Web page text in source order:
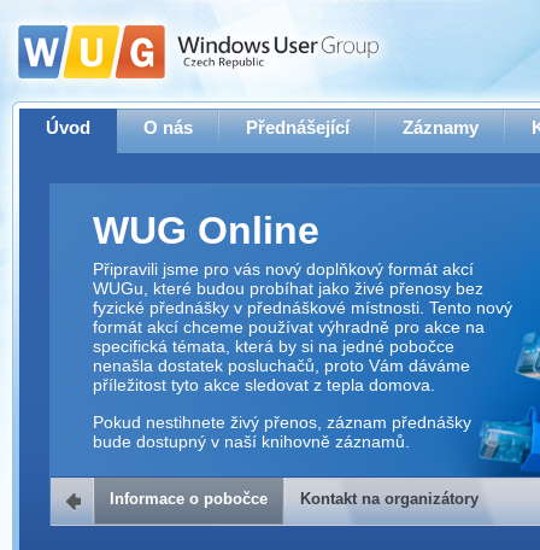
Úvod O nás Přednášející Záznamy
WUG Online
Připravili jsme pro vás nový doplňkový formát akcí
WUGu, které budou probíhat jako živé přenosy bez
fyzické přednášky v přednáškové místnosti. Tento nový
formát akcí chceme používat výhradně pro akce na
specifická témata, která by si na jedné pobočce
nenašla dostatek posluchačů, proto Vám dáváme
příležitost tyto akce sledovat z tepla domova.
Pokud nestihnete živý přenos, záznam přednášky
bude dostupný v naší knihovně záznamů.
Kontakt na organizátory
Informace o pobočce Kontakt na organizátory